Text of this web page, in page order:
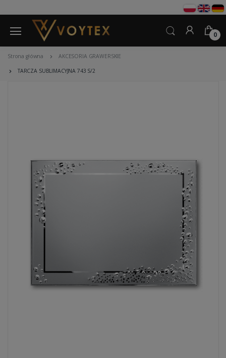
0
Strona główna AKCESORIA GRAWERSKIE
TARCZA SUBLIMACYJNA 743 S/2